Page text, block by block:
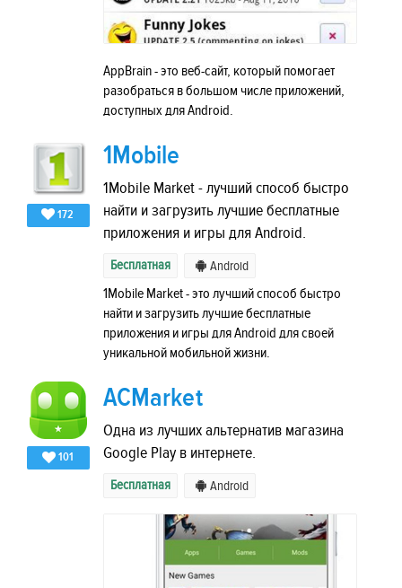
AppBrain - это веб-сайт, который помогает
разобраться в большом числе приложений,
доступных для Android.
172
1Mobile
1Mobile Market - лучший способ быстро
найти и загрузить лучшие бесплатные
приложения и игры для Android.
Бесплатная Android
1Mobile Market - это лучший способ быстро
найти и загрузить лучшие бесплатные
приложения и игры для Android для своей
уникальной мобильной жизни.
101
ACMarket
Одна из лучших альтернатив магазина
Google Play в интернете.
Бесплатная Android